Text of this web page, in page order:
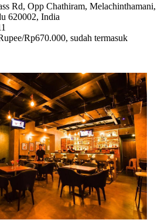
Rd, Opp Chathiram, Melachinthamani,
620002, India
Rp670.000, sudah termasuk